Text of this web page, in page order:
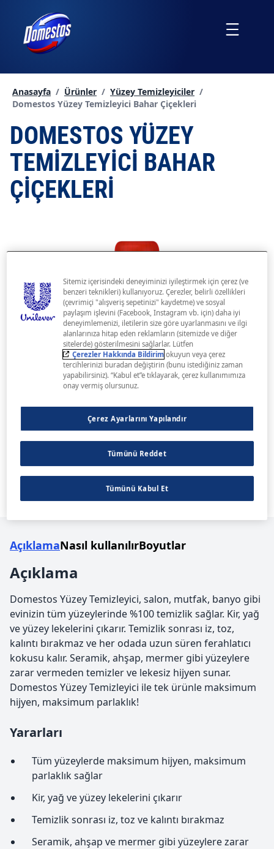
Anasayfa / Ürünler / Yüzey Temizleyiciler /
Geçerli sayfa:
Domestos Yüzey Temizleyici Bahar Çiçekleri
DOMESTOS YÜZEY
TEMIZLEYICI BAHAR
ÇIÇEKLERI
AçıklamaNasıl kullanılırBoyutlar
Açıklama
Domestos Yüzey Temizleyici, salon, mutfak, banyo gibi
evinizin tüm yüzeylerinde %100 temizlik sağlar. Kir, yağ
ve yüzey lekelerini çıkarır. Temizlik sonrası iz, toz,
kalıntı bırakmaz ve her odada uzun süren ferahlatıcı
kokusu kalır. Seramik, ahşap, mermer gibi yüzeylere
zarar vermeden temizler ve lekesiz hijyen sunar.
Domestos Yüzey Temizleyici ile tek ürünle maksimum
hijyen, maksimum parlaklık!
Yararları
Tüm yüzeylerde maksimum hijyen, maksimum
parlaklık sağlar
Kir, yağ ve yüzey lekelerini çıkarır
Temizlik sonrası iz, toz ve kalıntı bırakmaz
Seramik, ahşap ve mermer gibi yüzeylere zarar
Sitemiz içerisindeki deneyiminizi iyileştirmek için çerez (ve
benzeri teknikleri) kullanıyoruz. Çerezler, belirli özellikleri
(çevrimiçi "alışveriş sepetinizi" kaydetme) ve sosyal
paylaşım işlevini (Facebook, Instagram vb. için) daha iyi
deneyimlemenizi, iletilerin size göre uyarlanmasını ve ilgi
alanlarınıza hitap eden reklamların (sitemizde ve diğer
sitelerde) gösterilmesini sağlarlar. Lütfen
Çerezler Hakkında Bildirim okuyun veya çerez
tercihlerinizi buradan değiştirin (bunu istediğiniz zaman
yapabilirsiniz). “Kabul et”e tıklayarak, çerez kullanımımıza
onay vermiş olursunuz.
Çerez Ayarlarını Yapılandır
Tümünü Reddet
Tümünü Kabul Et